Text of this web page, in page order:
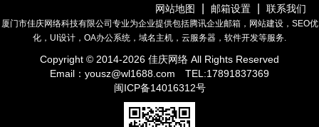
网站地图
邮箱设置 联系我们
厦门市佳庆网络科技有限公司专业为企业提供包括腾讯企业邮箱，网站建设，SEO优
化，UI设计，OA办公系统，域名主机，云服务器，软件开发等服务.
Copyright © 2014-2026 佳庆网络 All Rights Reserved
Email： yousz@wl1688.com
TEL:17891837369
闽ICP备14016312号